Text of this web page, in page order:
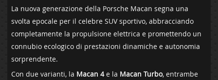
La nuova generazione della Porsche Macan segna una
svolta epocale per il celebre SUV sportivo, abbracciando
completamente la propulsione elettrica e promettendo un
connubio ecologico di prestazioni dinamiche e autonomia
sorprendente.
Con due varianti, la Macan 4e la Macan Turbo, entrambe